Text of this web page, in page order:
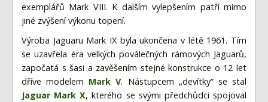
exemplářů Mark VIII. K dalším vylepšením patří mimo
jiné zvýšení výkonu topení.
Výroba Jaguaru Mark IX byla ukončena v létě 1961. Tím
se uzavřela éra velkých poválečných rámových Jaguarů,
započatá s šasi a zavěšením stejné konstrukce o 12 let
dříve modelem Mark V. Nástupcem „devítky“ se stal
Jaguar Mark X, kterého se svými předchůdci spojoval